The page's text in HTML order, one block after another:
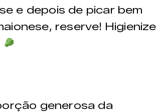
e depois de picar bem
reserve! Higienize
generosa da